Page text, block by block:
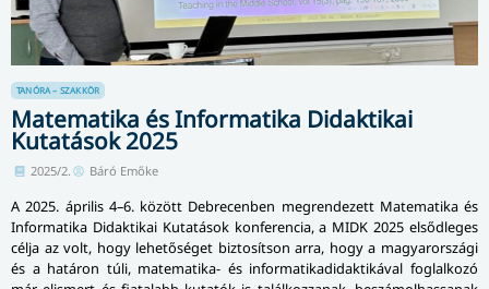
TANÓRA – SZAKKÖR
Matematika és Informatika Didaktikai
Kutatások 2025
2025/2. Báró Emőke
A 2025. április 4–6. között Debrecenben megrendezett Matematika és
Informatika Didaktikai Kutatások konferencia, a MIDK 2025 elsődleges
célja az volt, hogy lehetőséget biztosítson arra, hogy a magyarországi
és a határon túli, matematika- és informatikadidaktikával foglalkozó